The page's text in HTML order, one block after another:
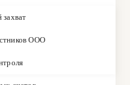
захват
ООО